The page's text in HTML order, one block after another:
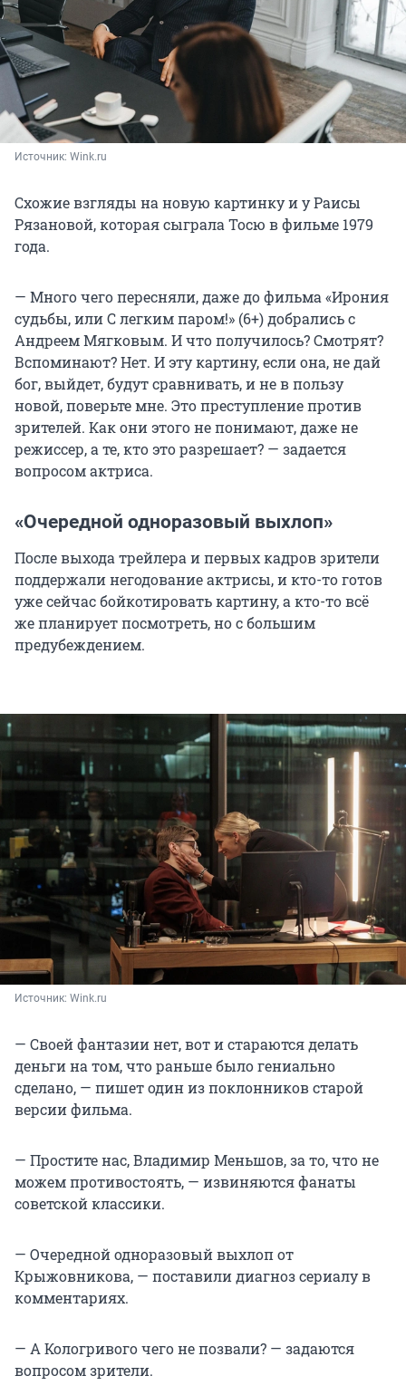
Источник: Wink.ru
Схожие взгляды на новую картинку и у Раисы
Рязановой, которая сыграла Тосю в фильме 1979
года.
— Много чего пересняли, даже до фильма «Ирония
судьбы, или С легким паром!» (6+) добрались с
Андреем Мягковым. И что получилось? Смотрят?
Вспоминают? Нет. И эту картину, если она, не дай
бог, выйдет, будут сравнивать, и не в пользу
новой, поверьте мне. Это преступление против
зрителей. Как они этого не понимают, даже не
режиссер, а те, кто это разрешает? — задается
вопросом актриса.
«Очередной одноразовый выхлоп»
После выхода трейлера и первых кадров зрители
поддержали негодование актрисы, и кто-то готов
уже сейчас бойкотировать картину, а кто-то всё
же планирует посмотреть, но с большим
предубеждением.
Источник: Wink.ru
— Своей фантазии нет, вот и стараются делать
деньги на том, что раньше было гениально
сделано, — пишет один из поклонников старой
версии фильма.
— Простите нас, Владимир Меньшов, за то, что не
можем противостоять, — извиняются фанаты
советской классики.
— Очередной одноразовый выхлоп от
Крыжовникова, — поставили диагноз сериалу в
комментариях.
— А Кологривого чего не позвали? — задаются
вопросом зрители.